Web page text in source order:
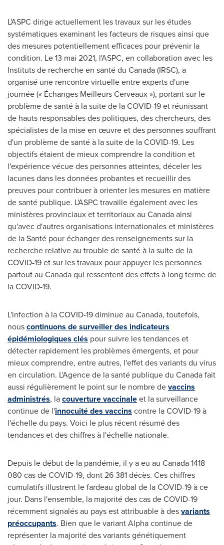
L'ASPC dirige actuellement les travaux sur les études
systématiques examinant les facteurs de risques ainsi que
des mesures potentiellement efficaces pour prévenir la
condition. Le 13 mai 2021, l'ASPC, en collaboration avec les
Instituts de recherche en santé du Canada(IRSC), a
organisé une rencontre virtuelle entre experts d'une
journée (« Échanges Meilleurs Cerveaux »), portant sur le
problème de santé à la suite de la COVID-19 et réunissant
de hauts responsables des politiques, des chercheurs, des
spécialistes de la mise en œuvre et des personnes souffrant
d'un problème de santé à la suite de la COVID-19. Les
objectifs étaient de mieux comprendre la condition et
l'expérience vécue des personnes atteintes, déceler les
lacunes dans les données probantes et recueillir des
preuves pour contribuer à orienter les mesures en matière
de santé publique. L'ASPC travaille également avec les
ministères provinciaux et territoriaux au Canadaainsi
qu'avec d'autres organisations internationales et ministères
de la Santé pour échanger des renseignements sur la
recherche relative au trouble de santé à la suite de la
COVID-19 et sur les travaux pour appuyer les personnes
partout au Canadaqui ressentent des effets à long terme de
la COVID-19.
L'infection à la COVID-19 diminue au Canada, toutefois,
nouscontinuons de surveiller des indicateurs
épidémiologiques clés pour suivre les tendances et
détecter rapidement les problèmes émergents, et pour
mieux comprendre, entre autres, l'effet des variants du virus
en circulation. L'Agence de la santé publique du Canadafait
aussi régulièrement le point sur le nombre devaccins
administrés, lacouverture vaccinaleet la surveillance
continue de l'innocuité des vaccins contre la COVID-19 à
l'échelle du pays. Voici le plus récent résumé des
tendances et des chiffres à l'échelle nationale.
Depuis le début de la pandémie, il y a eu au Canada1418
080 cas de COVID-19, dont 26 381 décès. Ces chiffres
cumulatifs illustrent le fardeau global de la COVID-19 à ce
jour. Dans l'ensemble, la majorité des cas de COVID-19
récemment signalés au pays est attribuable à desvariants
préoccupants. Bien que le variant Alpha continue de
représenter la majorité des variants génétiquement